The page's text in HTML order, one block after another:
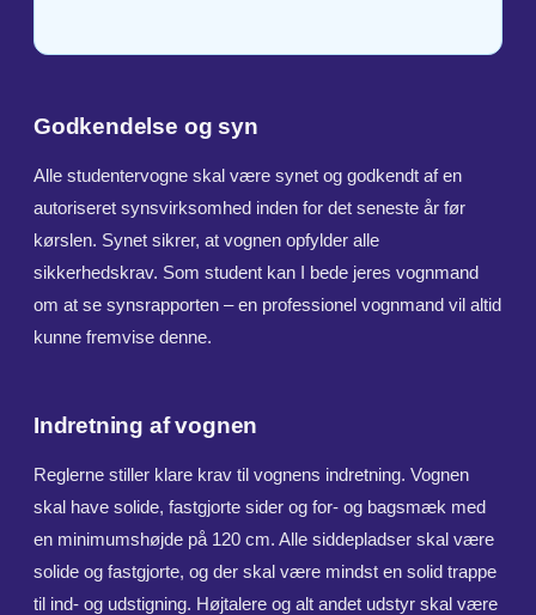
Godkendelse og syn
Alle studentervogne skal være synet og godkendt af en
autoriseret synsvirksomhed inden for det seneste år før
kørslen. Synet sikrer, at vognen opfylder alle
sikkerhedskrav. Som student kan I bede jeres vognmand
om at se synsrapporten – en professionel vognmand vil altid
kunne fremvise denne.
Indretning af vognen
Reglerne stiller klare krav til vognens indretning. Vognen
skal have solide, fastgjorte sider og for- og bagsmæk med
en minimumshøjde på 120 cm. Alle siddepladser skal være
solide og fastgjorte, og der skal være mindst en solid trappe
til ind- og udstigning. Højtalere og alt andet udstyr skal være